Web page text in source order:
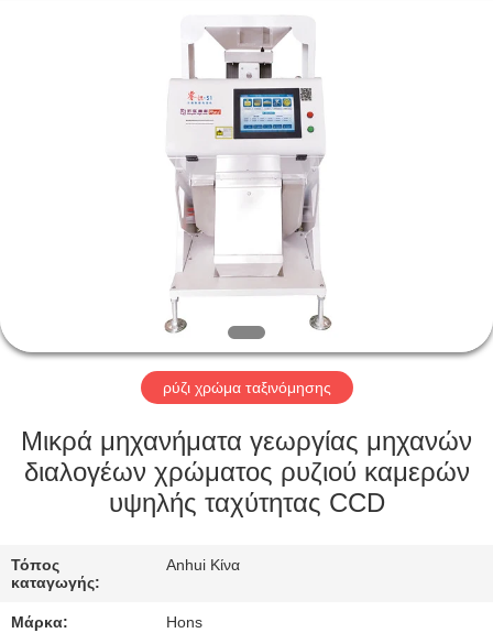
ΓΎΡΟΣ
ΕΡΓΟΣΤΑΣΊΩΝ
ΠΟΙΟΤΙΚΌΣ
ΈΛΕΓΧΟΣ
ΜΑΣ
ΕΛΆΤΕ
ρύζι χρώμα ταξινόμησης
Μικρά μηχανήματα γεωργίας μηχανών
διαλογέων χρώματος ρυζιού καμερών
υψηλής ταχύτητας CCD
Τόπος
καταγωγής:
Anhui Κίνα
Μάρκα: Hons